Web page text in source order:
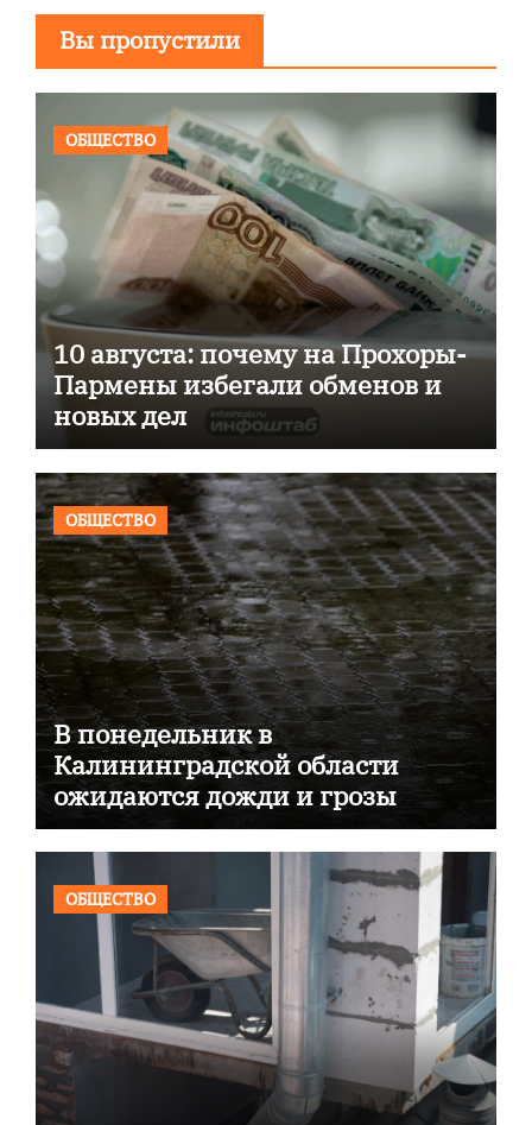
Вы пропустили
ОБЩЕСТВО
10 августа: почему на Прохоры-
Пармены избегали обменов и
новых дел
ОБЩЕСТВО
В понедельник в
Калининградской области
ожидаются дожди и грозы
ОБЩЕСТВО